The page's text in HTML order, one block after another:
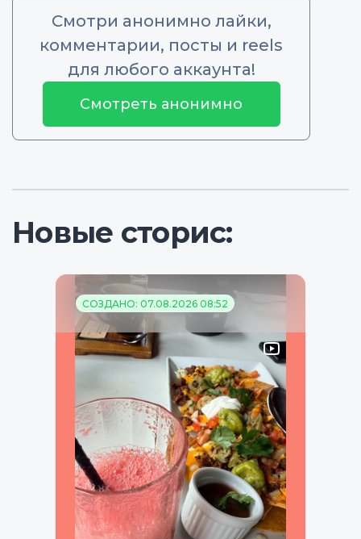
Смотри анонимно лайки,
комментарии, посты и reels
для любого аккаунта!
Смотреть анонимно
Новые сторис:
СОЗДАНО: 07.08.2026 08:52